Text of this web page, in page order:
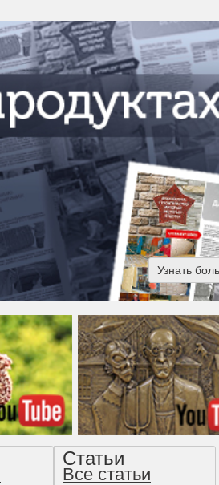
Узнать
Американская готика -
прочтение методом
Статьи
Все статьи